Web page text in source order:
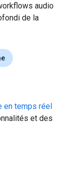
audio
de la
en temps réel
et des